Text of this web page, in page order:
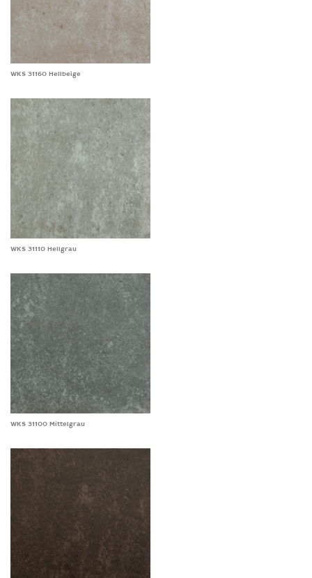
WKS 31160 Hellbeige
WKS 31110 Hellgrau
WKS 31100 Mittelgrau